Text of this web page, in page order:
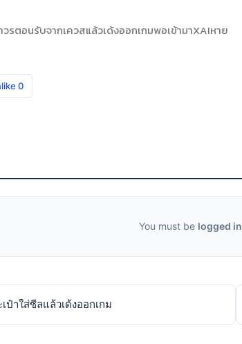
วรตอนรับจากเควสแล้วเด้งออกเกมพอเข้ามาXAIหาย
0
You must be logged in
ป๋าใส่ซีลแล้วเด้งออกเกม